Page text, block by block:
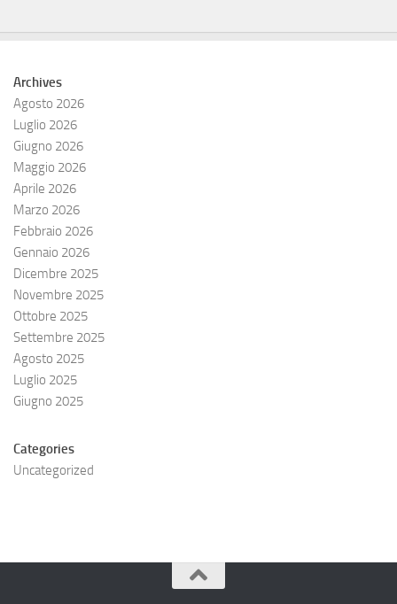
Archives
Agosto 2026
Luglio 2026
Giugno 2026
Maggio 2026
Aprile 2026
Marzo 2026
Febbraio 2026
Gennaio 2026
Dicembre 2025
Novembre 2025
Ottobre 2025
Settembre 2025
Agosto 2025
Luglio 2025
Giugno 2025
Categories
Uncategorized